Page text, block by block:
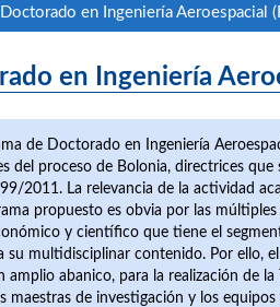
Doctorado en Ingeniería Aeroespacial
en Ingeniería
de Doctorado en Ingeniería
del proceso de Bolonia, directrices que
2011. La relevancia de la actividad
propuesto es obvia por las
y científico que tiene el
su multidisciplinar contenido. Por ello,
amplio abanico, para la realización de la
maestras de investigación y los equipos